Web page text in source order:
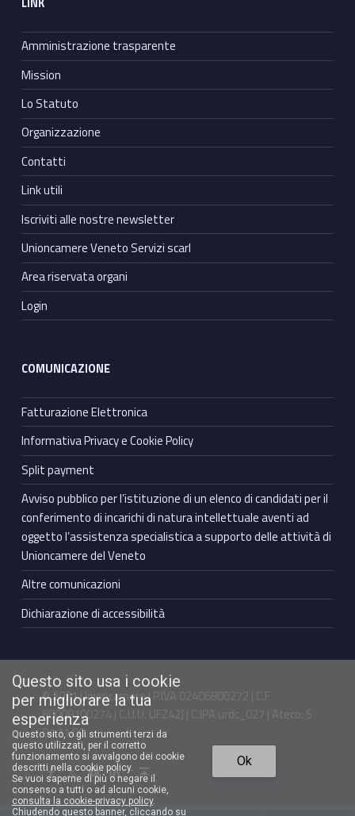
Amministrazione trasparente
Mission
Lo Statuto
Organizzazione
Contatti
Link utili
Iscriviti alle nostre newsletter
Unioncamere Veneto Servizi scarl
Area riservata organi
Login
COMUNICAZIONE
Fatturazione Elettronica
Informativa Privacy e Cookie Policy
Split payment
Avviso pubblico per l’istituzione di un elenco di candidati per il
conferimento di incarichi di natura intellettuale aventi ad
oggetto l’assistenza specialistica a supporto delle attività di
Unioncamere del Veneto
Altre comunicazioni
Dichiarazione di accessibilità
© 2021 Unioncamere | P.IVA 02406800272 | C.F.
80009100274 | C.U.U. UFZ42J | C.IPA urdc_027 | Ateco: S
94.11.00
Facebook Unioncamere VenetoTwitter Unioncamere VenetoYoutube Unioncamere VenetoLinkedin Unioncamere Veneto Torna in cima ↑
Questo sito usa i cookie
per migliorare la tua
esperienza
Questo sito, o gli strumenti terzi da
questo utilizzati, per il corretto
funzionamento si avvalgono dei cookie
descritti nella cookie policy.
Se vuoi saperne di più o negare il
consenso a tutti o ad alcuni cookie,
consulta la cookie-privacy policy.
Chiudendo questo banner, cliccando su
Ok